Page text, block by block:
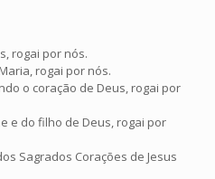
rogai por nós.
rogai por nós.
o coração de Deus, rogai por
e do filho de Deus, rogai por
Sagrados Corações de Jesus